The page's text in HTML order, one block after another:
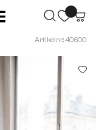
Artikelnr.: 40600